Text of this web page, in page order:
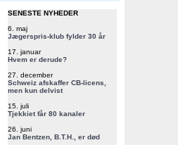
SENESTE NYHEDER
6. maj
Jægerspris-klub fylder 30 år
17. januar
Hvem er derude?
27. december
Schweiz afskaffer CB-licens,
men kun delvist
15. juli
Tjekkiet får 80 kanaler
26. juni
Jan Bentzen, B.T.H., er død